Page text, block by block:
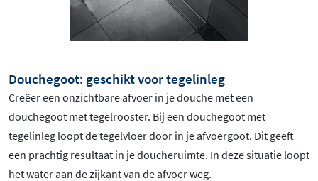
Douchegoot: geschikt voor tegelinleg
Creëer een onzichtbare afvoer in je douche met een
douchegoot met tegelrooster. Bij een douchegoot met
tegelinleg loopt de tegelvloer door in je afvoergoot. Dit geeft
een prachtig resultaat in je doucheruimte. In deze situatie loopt
het water aan de zijkant van de afvoer weg.